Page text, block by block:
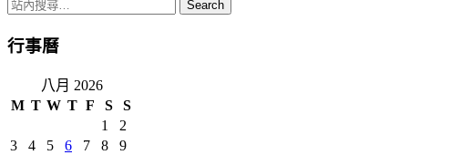
Gmail
行事曆
八月 2026
M T W T F S S
1
2
3
4 5 6 7 8
9